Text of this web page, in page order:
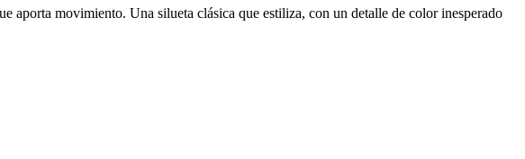
aporta movimiento. Una silueta clásica que estiliza, con un detalle de color inesperado